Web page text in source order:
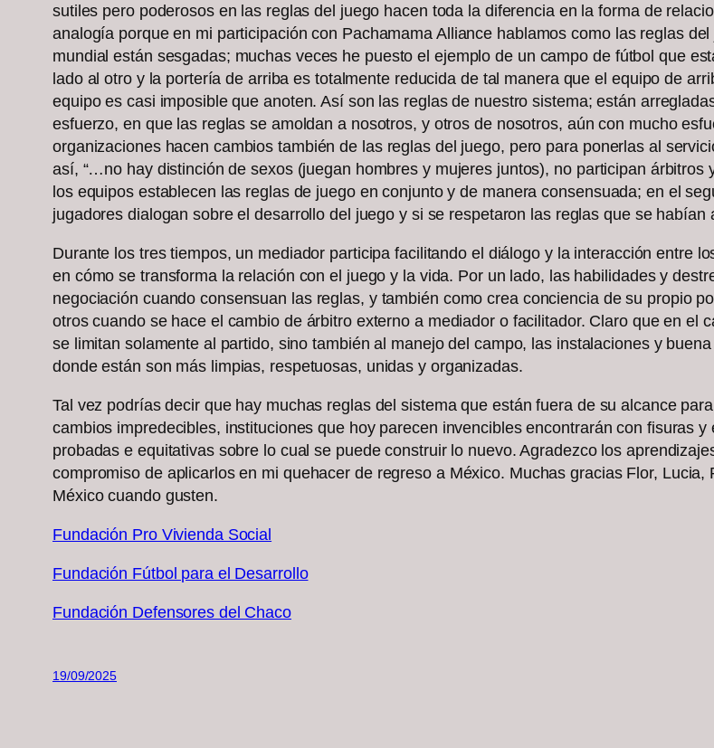
sutiles pero poderosos en las reglas del juego hacen toda la diferencia en la forma de
analogía porque en mi participación con Pachamama Alliance hablamos como las reglas
mundial están sesgadas; muchas veces he puesto el ejemplo de un campo de fútbol que
lado al otro y la portería de arriba es totalmente reducida de tal manera que el equipo de
equipo es casi imposible que anoten. Así son las reglas de nuestro sistema; están
esfuerzo, en que las reglas se amoldan a nosotros, y otros de nosotros, aún con mucho
organizaciones hacen cambios también de las reglas del juego, pero para ponerlas al
así, “…no hay distinción de sexos (juegan hombres y mujeres juntos), no participan
los equipos establecen las reglas de juego en conjunto y de manera consensuada; en el
jugadores dialogan sobre el desarrollo del juego y si se respetaron las reglas que se habían
Durante los tres tiempos, un mediador participa facilitando el diálogo y la interacción entre
en cómo se transforma la relación con el juego y la vida. Por un lado, las habilidades y
negociación cuando consensuan las reglas, y también como crea conciencia de su propio
otros cuando se hace el cambio de árbitro externo a mediador o facilitador. Claro que en el
se limitan solamente al partido, sino también al manejo del campo, las instalaciones y
donde están son más limpias, respetuosas, unidas y organizadas.
Tal vez podrías decir que hay muchas reglas del sistema que están fuera de su alcance
cambios impredecibles, instituciones que hoy parecen invencibles encontrarán con fisuras
probadas e equitativas sobre lo cual se puede construir lo nuevo. Agradezco los
compromiso de aplicarlos en mi quehacer de regreso a México. Muchas gracias Flor,
México cuando gusten.
Fundación Pro Vivienda Social
Fundación Fútbol para el Desarrollo
Fundación Defensores del Chaco
19/09/2025